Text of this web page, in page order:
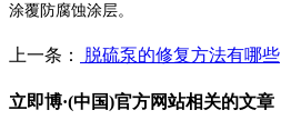
涂覆防腐蚀涂层。
上一条： 脱硫泵的修复方法有哪些
立即博·(中国)官方网站相关的文章